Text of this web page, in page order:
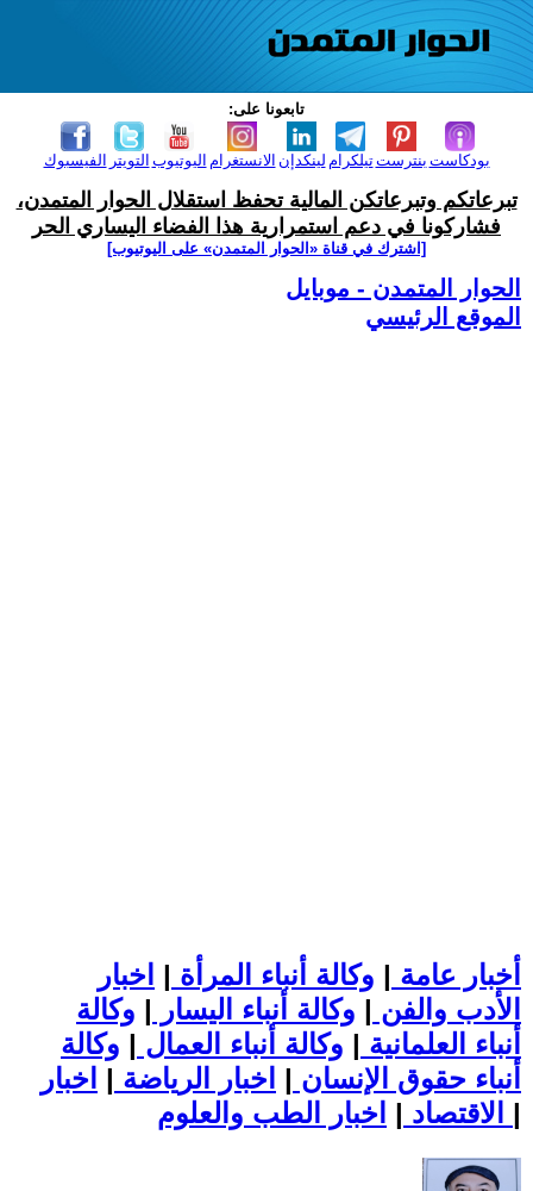
تابعونا على:
الفيسبوك التويتر اليوتيوب الانستغرام لينكدإن تيلكرامبنترست بودكاست
تبرعاتكم وتبرعاتكن المالية تحفظ استقلال الحوار المتمدن،
فشاركونا في دعم استمرارية هذا الفضاء اليساري الحر
[اشترك في قناة ‫«الحوار المتمدن» على اليوتيوب]
الحوار المتمدن - موبايل
الموقع الرئيسي
أخبار عامة | وكالة أنباء المرأة | اخبار
الأدب والفن | وكالة أنباء اليسار | وكالة
أنباء العلمانية | وكالة أنباء العمال | وكالة
أنباء حقوق الإنسان | اخبار الرياضة | اخبار
الاقتصاد | |